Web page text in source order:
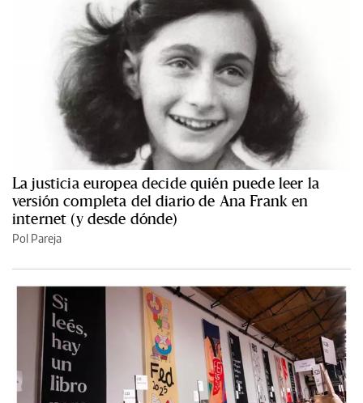
La justicia europea decide quién puede leer la
versión completa del diario de Ana Frank en
internet (y desde dónde)
Pol Pareja